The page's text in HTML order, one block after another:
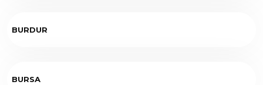
BURDUR
BURSA